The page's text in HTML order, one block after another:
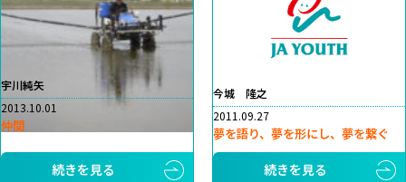
宇川純矢
2013.10.01
仲間
続きを見る
今城 隆之
2011.09.27
夢を語り、夢を形にし、夢を繋ぐ
続きを見る